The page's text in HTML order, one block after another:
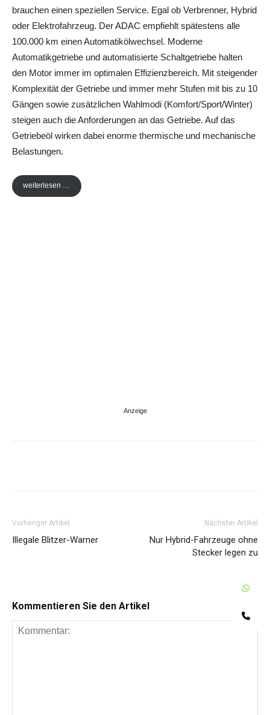
brauchen einen speziellen Service. Egal ob Verbrenner, Hybrid
oder Elektrofahrzeug. Der ADAC empfiehlt spätestens alle
100.000 km einen Automatikölwechsel. Moderne
Automatikgetriebe und automatisierte Schaltgetriebe halten
den Motor immer im optimalen Effizienzbereich. Mit steigender
Komplexität der Getriebe und immer mehr Stufen mit bis zu 10
Gängen sowie zusätzlichen Wahlmodi (Komfort/Sport/Winter)
steigen auch die Anforderungen an das Getriebe. Auf das
Getriebeöl wirken dabei enorme thermische und mechanische
Belastungen.
weiterlesen …
Vorheriger Artikel
Illegale Blitzer-Warner
Nächster Artikel
Nur Hybrid-Fahrzeuge ohne
Stecker legen zu
Kommentieren Sie den Artikel